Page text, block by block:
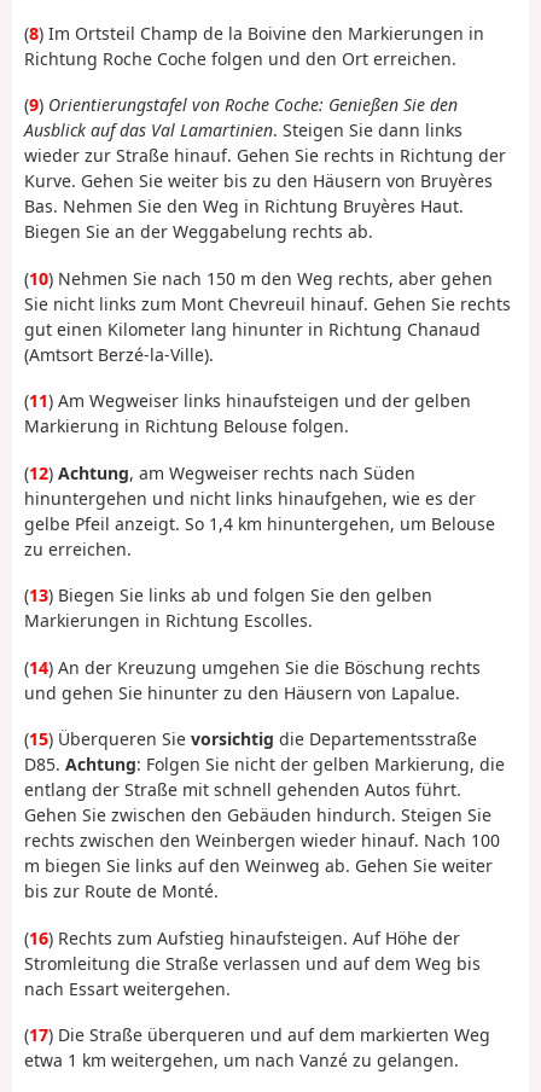
(8) Im Ortsteil Champ de la Boivine den Markierungen in
Richtung Roche Coche folgen und den Ort erreichen.
(9) Orientierungstafel von Roche Coche: Genießen Sie den
Ausblick auf das Val Lamartinien. Steigen Sie dann links
wieder zur Straße hinauf. Gehen Sie rechts in Richtung der
Kurve. Gehen Sie weiter bis zu den Häusern von Bruyères
Bas. Nehmen Sie den Weg in Richtung Bruyères Haut.
Biegen Sie an der Weggabelung rechts ab.
(10) Nehmen Sie nach 150 m den Weg rechts, aber gehen
Sie nicht links zum Mont Chevreuil hinauf. Gehen Sie rechts
gut einen Kilometer lang hinunter in Richtung Chanaud
(Amtsort Berzé-la-Ville).
(11) Am Wegweiser links hinaufsteigen und der gelben
Markierung in Richtung Belouse folgen.
(12) Achtung, am Wegweiser rechts nach Süden
hinuntergehen und nicht links hinaufgehen, wie es der
gelbe Pfeil anzeigt. So 1,4 km hinuntergehen, um Belouse
zu erreichen.
(13) Biegen Sie links ab und folgen Sie den gelben
Markierungen in Richtung Escolles.
(14) An der Kreuzung umgehen Sie die Böschung rechts
und gehen Sie hinunter zu den Häusern von Lapalue.
(15) Überqueren Sie vorsichtig die Departementsstraße
D85. Achtung: Folgen Sie nicht der gelben Markierung, die
entlang der Straße mit schnell gehenden Autos führt.
Gehen Sie zwischen den Gebäuden hindurch. Steigen Sie
rechts zwischen den Weinbergen wieder hinauf. Nach 100
m biegen Sie links auf den Weinweg ab. Gehen Sie weiter
bis zur Route de Monté.
(16) Rechts zum Aufstieg hinaufsteigen. Auf Höhe der
Stromleitung die Straße verlassen und auf dem Weg bis
nach Essart weitergehen.
(17) Die Straße überqueren und auf dem markierten Weg
etwa 1 km weitergehen, um nach Vanzé zu gelangen.